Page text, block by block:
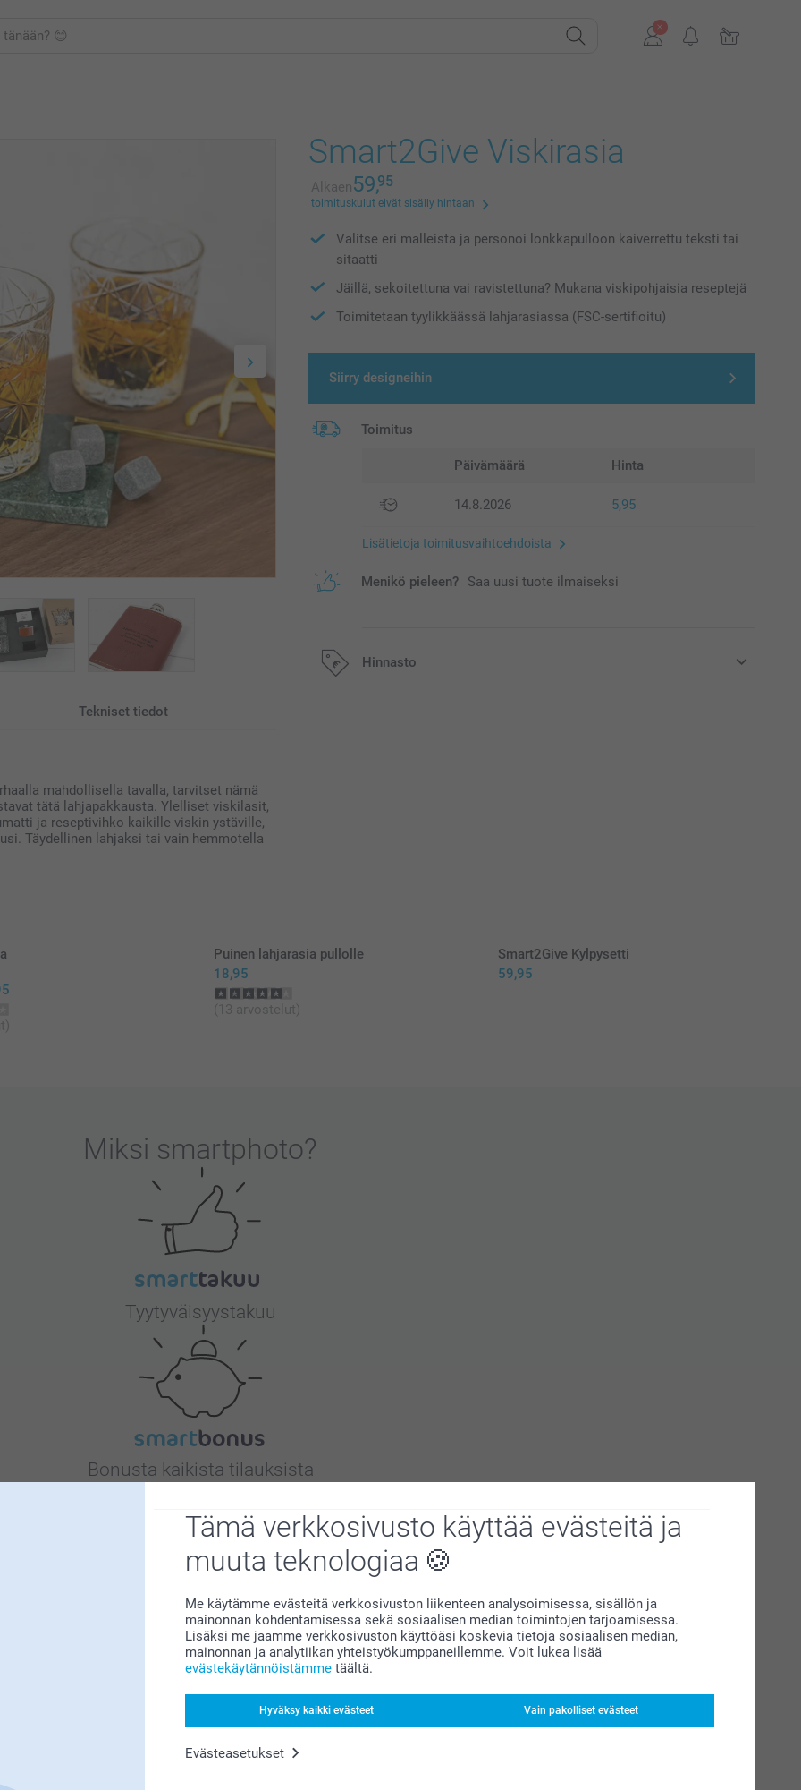
Tämä verkkosivusto käyttää evästeitä ja
muuta teknologiaa
Me käytämme evästeitä verkkosivuston liikenteen analysoimisessa, sisällön ja
mainonnan kohdentamisessa sekä sosiaalisen median toimintojen tarjoamisessa.
Lisäksi me jaamme verkkosivuston käyttöäsi koskevia tietoja sosiaalisen median,
mainonnan ja analytiikan yhteistyökumppaneillemme. Voit lukea lisää
evästekäytännöistämme täältä.
Hyväksy kaikki evästeet Vain pakolliset evästeet
Evästeasetukset
Tekniset tiedot
mahdollisella tavalla, tarvitset nämä
tätä lahjapakkausta. Ylelliset viskilasit,
ja reseptivihko kaikille viskin ystäville,
Täydellinen lahjaksi tai vain hemmotella
Smart2Give Viskirasia
Alkaen59,95
toimituskulut eivät sisälly hintaan
Valitse eri malleista ja personoi lonkkapulloon kaiverrettu teksti tai
sitaatti
Jäillä, sekoitettuna vai ravistettuna? Mukana viskipohjaisia reseptejä
Toimitetaan tyylikkäässä lahjarasiassa (FSC-sertifioitu)
Siirry designeihin
Toimitus
Päivämäärä Hinta
14.8.2026 5,95
Lisätietoja toimitusvaihtoehdoista
Menikö pieleen? Saa uusi tuote ilmaiseksi
Hinnasto
Puinen lahjarasia pullolle
18,95
(13 arvostelut)
Smart2Give Kylpysetti
59,95
Miksi smartphoto?
Tyytyväisyystakuu
Bonusta kaikista tilauksista
Etsitkö inspiraatiota?